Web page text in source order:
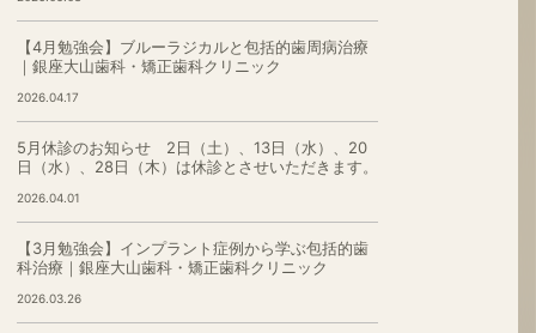
【4月勉強会】ブルーラジカルと包括的歯周病治療
｜銀座大山歯科・矯正歯科クリニック
2026.04.17
5月休診のお知らせ 2日（土）、13日（水）、20
日（水）、28日（木）は休診とさせいただきます。
2026.04.01
【3月勉強会】インプラント症例から学ぶ包括的歯
科治療｜銀座大山歯科・矯正歯科クリニック
2026.03.26